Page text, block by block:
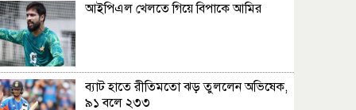
আইপিএল খেলতে গিয়ে বিপাকে আমির
ব্যাট হাতে রীতিমতো ঝড় তুললেন অভিষেক,
৯১ বলে ২৩৩